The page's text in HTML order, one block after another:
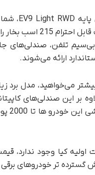
بر این صندلی‌های
اولیه کیا وجود ندارد،
گسترده تر خودروهای